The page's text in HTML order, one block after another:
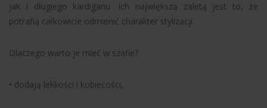
jak i długiego kardiganu. Ich największą zaletą jest to, że
potrafią całkowicie odmienić charakter stylizacji.
Dlaczego warto je mieć w szafie?
• dodają lekkości i kobiecości,